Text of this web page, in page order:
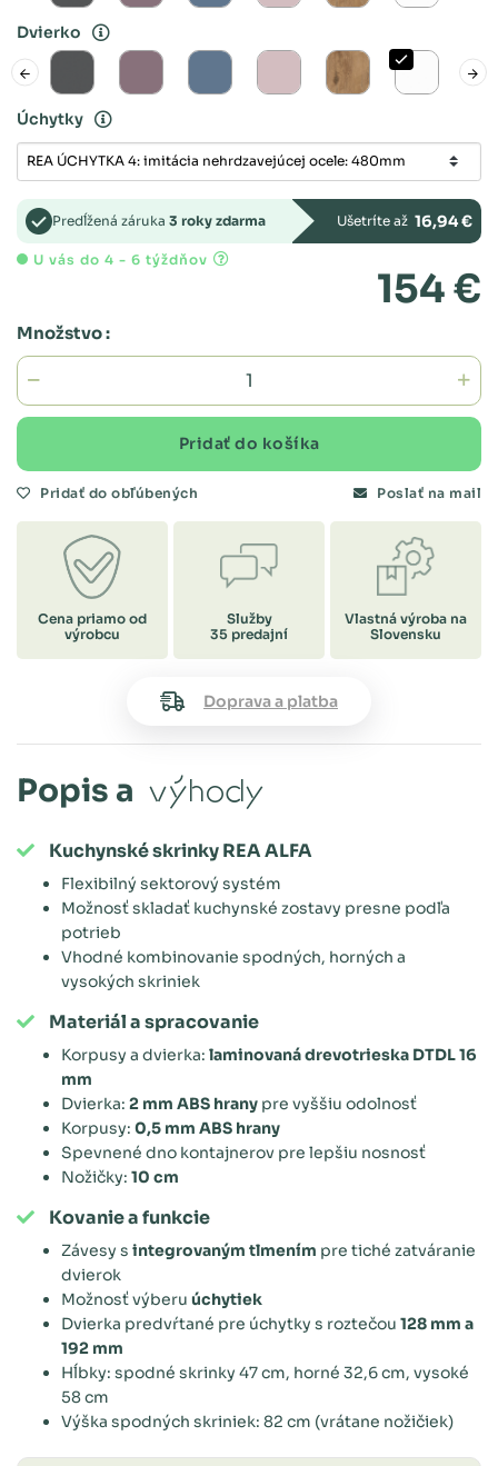
Dvierko
Úchytky
Predĺžená záruka 3 roky zdarma Ušetríte až 16,94 €
U vás do 4 - 6 týždňov
154 €
Množstvo :
Pridať do košíka
Pridať do obľúbených Poslať na mail
Cena priamo od
výrobcu
Služby
35 predajní
Vlastná výroba na
Slovensku
Doprava a platba
Popis a výhody
Kuchynské skrinky REA ALFA
Flexibilný sektorový systém
Možnosť skladať kuchynské zostavy presne podľa
potrieb
Vhodné kombinovanie spodných, horných a
vysokých skriniek
Materiál a spracovanie
Korpusy a dvierka: laminovaná drevotrieska DTDL 16
mm
Dvierka: 2 mm ABS hrany pre vyššiu odolnosť
Korpusy: 0,5 mm ABS hrany
Spevnené dno kontajnerov pre lepšiu nosnosť
Nožičky: 10 cm
Kovanie a funkcie
Závesy s integrovaným tlmením pre tiché zatváranie
dvierok
Možnosť výberu úchytiek
Dvierka predvŕtané pre úchytky s roztečou 128 mm a
192 mm
Hĺbky: spodné skrinky 47 cm, horné 32,6 cm, vysoké
58 cm
Výška spodných skriniek: 82 cm (vrátane nožičiek)